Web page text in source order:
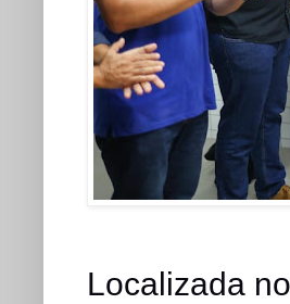
Localizada